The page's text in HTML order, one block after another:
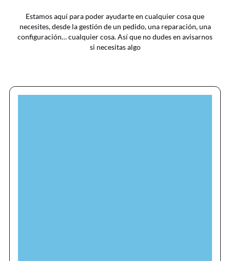
Estamos aquí para poder ayudarte en cualquier cosa que
necesites, desde la gestión de un pedido, una reparación, una
configuración… cualquier cosa. Así que no dudes en avisarnos
si necesitas algo